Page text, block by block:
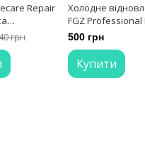
Repair
250 мл
грн
Холодне
FGZ Professional
Therapy SOS
Reconstructor 15
500 грн
Купити